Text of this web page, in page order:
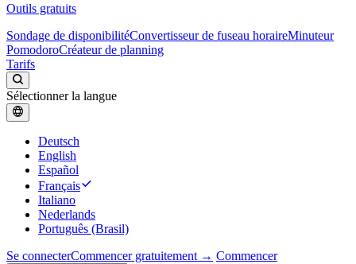
Outils gratuits
Sondage de disponibilitéConvertisseur de fuseau horaireMinuteur
PomodoroCréateur de planning
Tarifs
Sélectionner la langue
Deutsch
English
Español
Français
Italiano
Nederlands
Português (Brasil)
Se connecterCommencer gratuitement → Commencer